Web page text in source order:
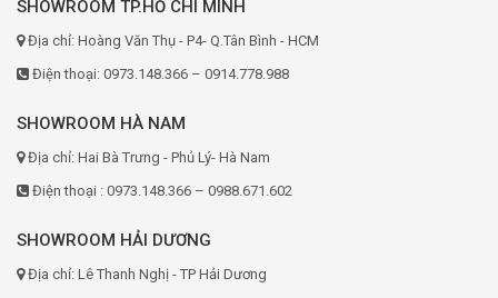
SHOWROOM TP.HỒ CHÍ MINH
Địa chỉ: Hoàng Văn Thụ - P4- Q.Tân Bình - HCM
Điện thoại: 0973.148.366 – 0914.778.988
SHOWROOM HÀ NAM
Địa chỉ: Hai Bà Trưng - Phủ Lý- Hà Nam
Điện thoại : 0973.148.366 – 0988.671.602
SHOWROOM HẢI DƯƠNG
Địa chỉ: Lê Thanh Nghị - TP Hải Dương